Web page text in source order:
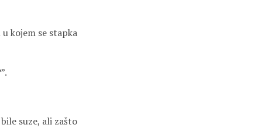
kojem se stapka
suze, ali zašto